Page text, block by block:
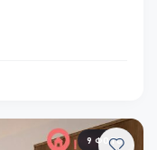
9 ФОТО